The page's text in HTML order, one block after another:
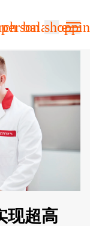
personbalance
现超高